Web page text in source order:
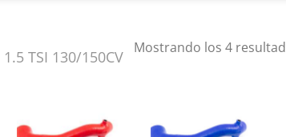
1.5 TSI 130/150CV
Mostrando los 4